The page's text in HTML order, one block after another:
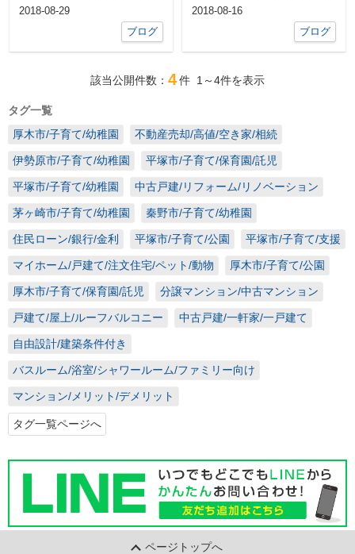
保険に加入していると思います。
2018-08-29
ブログ
一戸建てのデメリットとして挙げ
2018-08-16
ブログ
該当公開件数： 4件 1～4件を表示
タグ一覧
厚木市/子育て/幼稚園
不動産売却/高値/空き家/相続
伊勢原市/子育て/幼稚園 平塚市/子育て/保育園/託児
平塚市/子育て/幼稚園 中古戸建/リフォーム/リノベーション
茅ヶ崎市/子育て/幼稚園 秦野市/子育て/幼稚園
住民ローン/銀行/金利 平塚市/子育て/公園 平塚市/子育て/支援
マイホーム/戸建て/注文住宅/ペット/動物 厚木市/子育て/公園
厚木市/子育て/保育園/託児 分譲マンション/中古マンション
戸建て/屋上/ルーフバルコニー 中古戸建/一軒家/一戸建て
自由設計/建築条件付き
バスルーム/浴室/シャワールーム/ファミリー向け
マンション/メリット/デメリット
タグ一覧ページへ
ページトップへ